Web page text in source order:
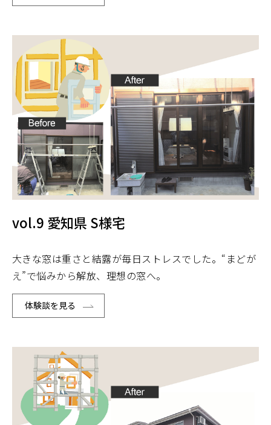
vol.9 愛知県 S様宅
大きな窓は重さと結露が毎日ストレスでした。“まどが
え”で悩みから解放、理想の窓へ。
体験談を見る